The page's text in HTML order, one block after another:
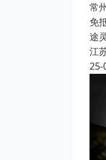
常
免
途
江
25-